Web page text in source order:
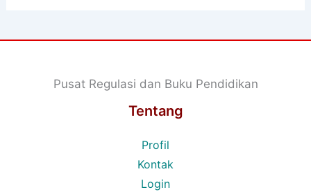
Pusat Regulasi dan Buku Pendidikan
Tentang
Profil
Kontak
Login